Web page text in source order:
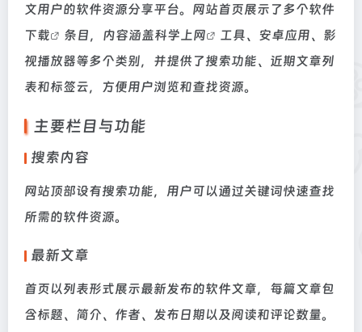
文用户的软件资源分享平台。网站首页展示了多个软件
下载
条目，内容涵盖科学上网
工具、安卓应用、影
视播放器等多个类别，并提供了搜索功能、近期文章列
表和标签云，方便用户浏览和查找资源。
主要栏目与功能
搜索内容
网站顶部设有搜索功能，用户可以通过关键词快速查找
所需的软件资源。
最新文章
首页以列表形式展示最新发布的软件文章，每篇文章包
含标题、简介、作者、发布日期以及阅读和评论数量。